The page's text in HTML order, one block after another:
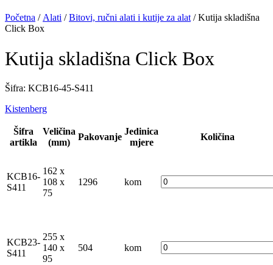
Početna / Alati /Bitovi, ručni alati i kutije za alat / Kutija skladišna
Click Box
Kutija skladišna Click Box
Šifra: KCB16-45-S411
Kistenberg
Šifra
artikla
Veličina
(mm)
Pakovanje
Jedinica
mjere
Količina
KCB16-
S411
162 x
108 x
75
1296 kom
KCB23-
S411
255 x
140 x
95
504 kom